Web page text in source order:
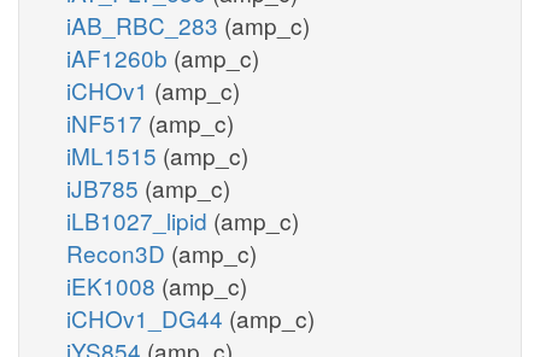
iAB_RBC_283 (amp_c)
iAF1260b (amp_c)
iCHOv1 (amp_c)
iNF517 (amp_c)
iML1515 (amp_c)
iJB785 (amp_c)
iLB1027_lipid (amp_c)
Recon3D (amp_c)
iEK1008 (amp_c)
iCHOv1_DG44 (amp_c)
iYS854 (amp_c)